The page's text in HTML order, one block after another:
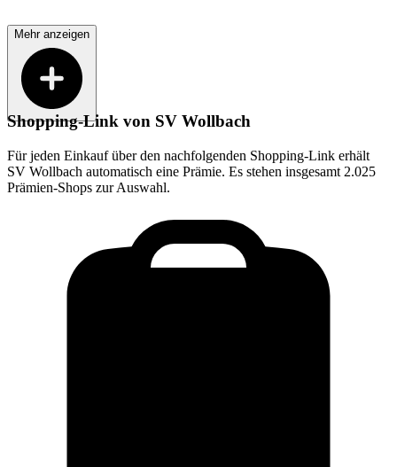
Mehr anzeigen
Shopping-Link von SV Wollbach
Für jeden Einkauf über den nachfolgenden Shopping-Link erhält
SV Wollbach automatisch eine Prämie. Es stehen insgesamt 2.025
Prämien-Shops zur Auswahl.